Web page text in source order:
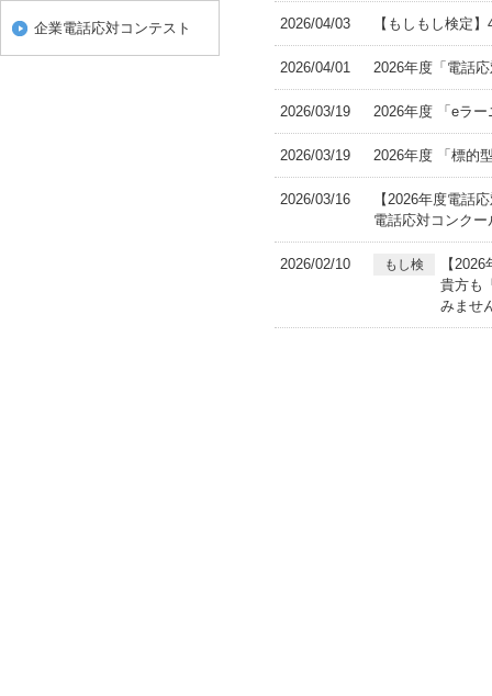
企業電話応対コンテスト 2026/04/03 【もしもし検定
2026/04/01 2026年度「電話
2026/03/19 2026年度 「eラ
2026/03/19 2026年度 「標的
2026/03/16
【2026年度電話
電話応対コンク
2026/02/10 もし検
【
貴方も
みませ